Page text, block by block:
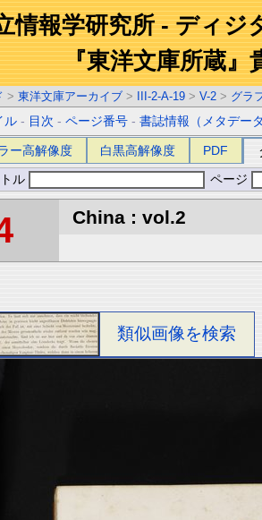
情報学研究所 - ディジ
『東洋文庫所蔵』
> 東洋文庫アーカイブ > III-2-A-19 > V-2 > グラ
ル - 目次 -ページ番号 -書誌情報（メタデー
ー高解像度 白黒高解像度 PDF
ル ページ
China : vol.2
類似画像を検索